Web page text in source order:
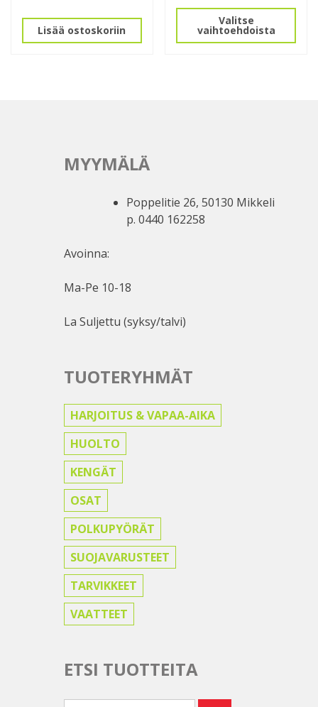
Lisää ostoskoriin
Valitse
vaihtoehdoista
tuotteella
useampi
MYYMÄLÄ
Poppelitie 26, 50130 Mikkeli
p. 0440 162258
Avoinna:
Ma-Pe 10-18
La Suljettu (syksy/talvi)
TUOTERYHMÄT
HARJOITUS & VAPAA-AIKA
HUOLTO
KENGÄT
OSAT
POLKUPYÖRÄT
SUOJAVARUSTEET
TARVIKKEET
VAATTEET
ETSI TUOTTEITA